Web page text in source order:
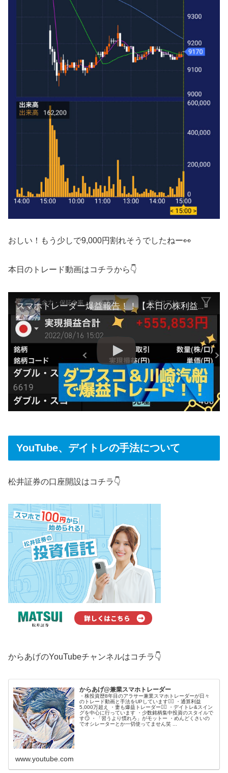
おしい！もう少しで9,000円割れそうでしたねー👀
本日のトレード動画はコチラから👇
スマホトレーダー爆益報告！！【本日の株利益＋555,853円】
YouTube、デイトレの手法について
松井証券の口座開設はコチラ👇
からあげのYouTubeチャンネルはコチラ👇
からあげ@兼業スマホトレーダー
・株投資歴8年目のアラサー兼業スマホトレーダーが日々
のトレード動画と手法をUPしています🙋‍♂️ ・通算利益
5,000万超え ・妻も爆益トレーダー💁‍♀️ ・デイトレ&スイン
グを中心に行っています ・少数銘柄集中投資のスタイルで
す😏 ・「習うより慣れろ」がモットー ・めんどくさいの
でオシレーターとか一切使ってません笑 ...
www.youtube.com